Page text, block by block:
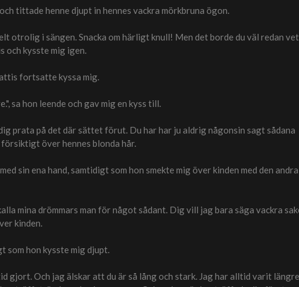
tittade henne djupt in hennes vackra mörkbruna ögon.
otrolig i sängen. Snacka om härligt knull! Men det borde du väl redan
och kysste mig igen.
fortsatte kyssa mig.
sa hon leende och gav mig en kyss till.
prata på det där sättet förut. Du har har ju aldrig någonsin sagt sådana
försiktigt över hennes blonda hår.
sin ena hand, samtidigt som hon smekte mig över kinden med den andra
mina drömmars man för något sådant. Dig vill jag bara säga vackra
kinden.
som hon kysste mig djupt.
gjort. Och jag älskar att du är så lång och stark. Jag har alltid varit längre